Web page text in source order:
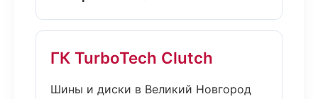
ГК TurboTech Clutch
Шины и диски в Великий Новгород